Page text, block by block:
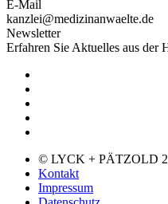
E-Mail
kanzlei@medizinanwaelte.de
Newsletter
Erfahren Sie Aktuelles aus der
© LYCK + PÄTZOLD
Kontakt
Impressum